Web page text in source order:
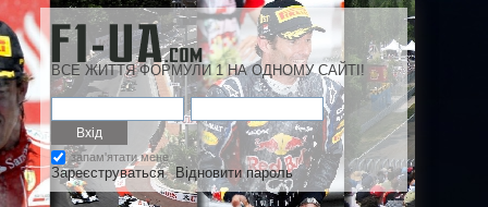
ВСЕ ЖИТТЯ ФОРМУЛИ 1 НА ОДНОМУ САЙТІ!
запам'ятати мене
Зареєструваться Відновити пароль